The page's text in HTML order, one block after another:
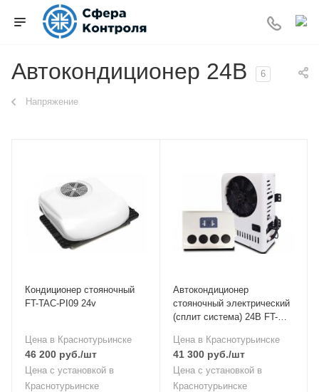
Автокондиционер 24В 6
Напряжение
Кондиционер стояночный
FT-TAC-PI09 24v
Цена в Краснотурьинске
46 200 руб./шт
Цена с установкой в
Краснотурьинске
Автокондиционер
стояночный электрический
(сплит система) 24В FT-
Цена в Краснотурьинске
41 300руб./шт
Цена с установкой в
Краснотурьинске